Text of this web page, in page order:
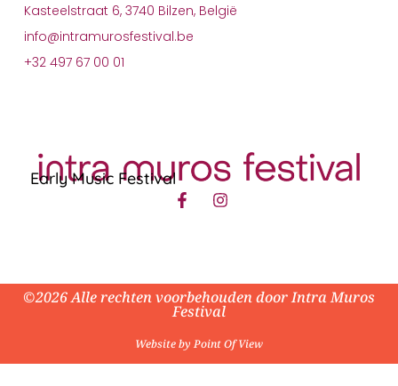
Early Music Festival
Kasteelstraat 6, 3740 Bilzen, België
info@intramurosfestival.be
+32 497 67 00 01
©2026 Alle rechten voorbehouden door Intra Muros
Festival
Website by Point Of View